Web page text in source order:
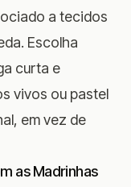
a tecidos
Escolha
curta e
vivos ou pastel
em vez de
as Madrinhas